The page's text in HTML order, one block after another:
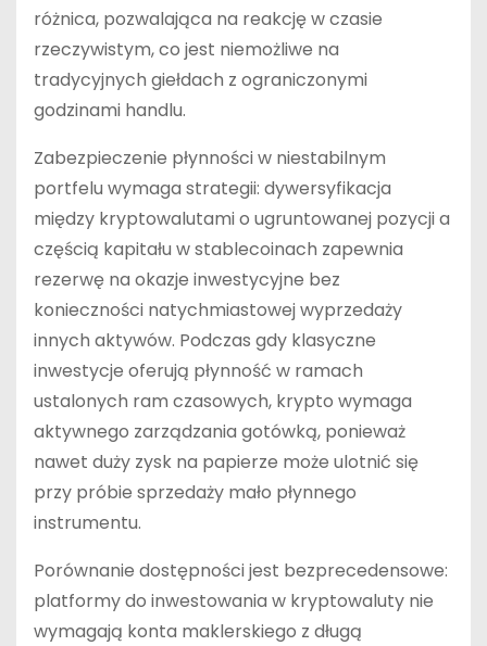
różnica, pozwalająca na reakcję w czasie
rzeczywistym, co jest niemożliwe na
tradycyjnych giełdach z ograniczonymi
godzinami handlu.
Zabezpieczenie płynności w niestabilnym
portfelu wymaga strategii: dywersyfikacja
między kryptowalutami o ugruntowanej pozycji a
częścią kapitału w stablecoinach zapewnia
rezerwę na okazje inwestycyjne bez
konieczności natychmiastowej wyprzedaży
innych aktywów. Podczas gdy klasyczne
inwestycje oferują płynność w ramach
ustalonych ram czasowych, krypto wymaga
aktywnego zarządzania gotówką, ponieważ
nawet duży zysk na papierze może ulotnić się
przy próbie sprzedaży mało płynnego
instrumentu.
Porównanie dostępności jest bezprecedensowe:
platformy do inwestowania w kryptowaluty nie
wymagają konta maklerskiego z długą